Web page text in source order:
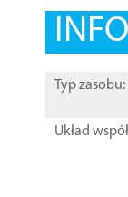
Typ zasobu:
Układ